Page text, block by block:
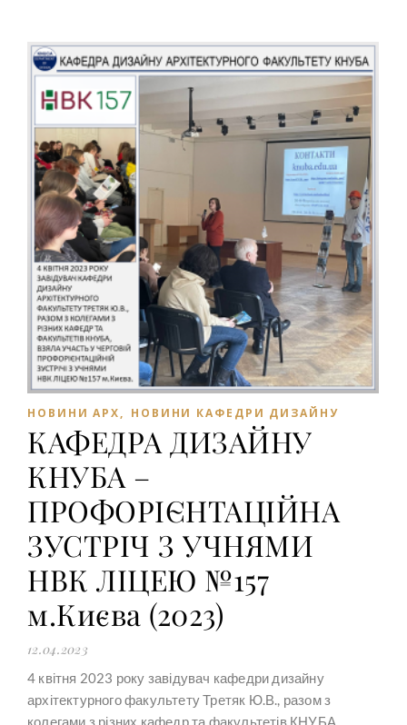
НОВИНИ АРХ, НОВИНИ КАФЕДРИ ДИЗАЙНУ
КАФЕДРА ДИЗАЙНУ
КНУБА –
ПРОФОРІЄНТАЦІЙНА
ЗУСТРІЧ З УЧНЯМИ
НВК ЛІЦЕЮ №157
м.Києва (2023)
12.04.2023
4 квітня 2023 року завідувач кафедри дизайну
архітектурного факультету Третяк Ю.В., разом з